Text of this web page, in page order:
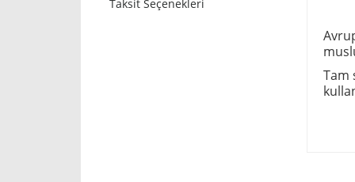
Taksit Seçenekleri
Tam